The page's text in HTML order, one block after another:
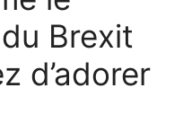
Brexit
d’adorer